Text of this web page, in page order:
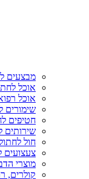
מבצעים
אוכל
אוכל
שימורים
חטיפים
שירותים
חול
צעצועים
מוצרי
קולרים,